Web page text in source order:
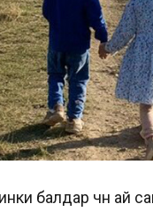
балдар үчүн ай